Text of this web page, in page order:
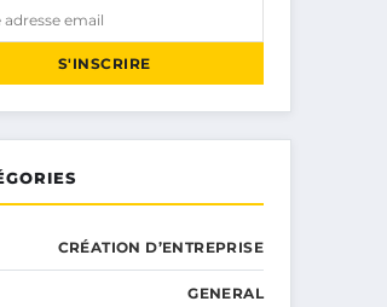
S'INSCRIRE
CRÉATION D’ENTREPRISE
GENERAL